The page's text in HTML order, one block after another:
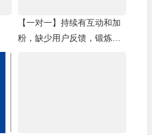
【一对一】持续有互动和加
粉，缺少用户反馈，锻炼讲